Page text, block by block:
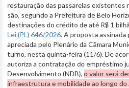
restauração das passarelas existentes
são, segundo a Prefeitura de Belo
destinações do crédito de até R$ 1
Lei (PL) 646/2026. A proposta
apreciada pelo Plenário da Câmara
turno, nesta quinta-feira (11/6). De
autoriza a contratação do empréstimo
Desenvolvimento (NDB), o valor será
infraestrutura e mobilidade ao longo do